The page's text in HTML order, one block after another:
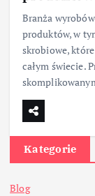
Branża
produktów, w
skrobiowe,
całym świecie.
Kategorie
Blog